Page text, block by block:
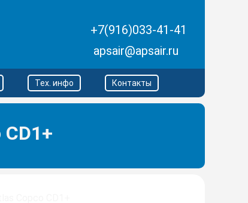
+7(916)033-41-41
apsair@apsair.ru
Тех. инфо Контакты